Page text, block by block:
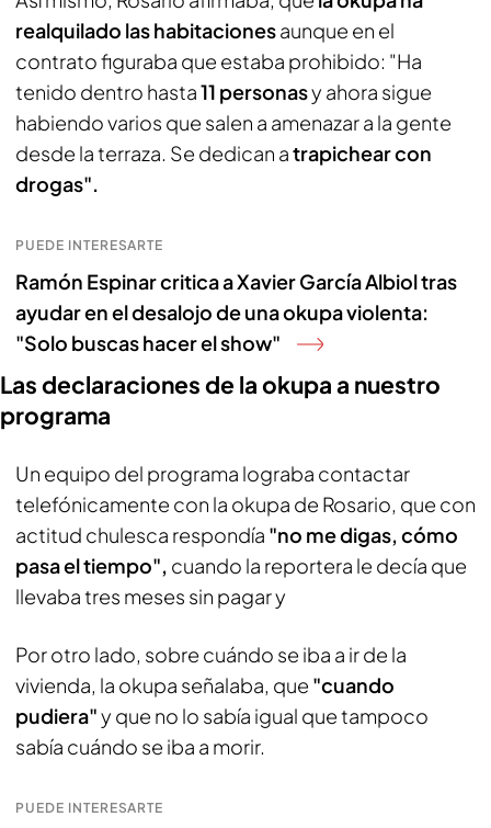
realquilado las habitacionesaunque en el
contrato figuraba que estaba prohibido: "Ha
tenido dentro hasta11 personasy ahora sigue
habiendo varios que salen a amenazar a la gente
desde la terraza. Se dedican atrapichear con
drogas".
PUEDE INTERESARTE
Ramón Espinar critica a Xavier García Albiol tras
ayudar en el desalojo de una okupa violenta:
"Solo buscas hacer el show"
Las declaraciones de la okupa a nuestro
programa
Un equipo del programa lograba contactar
telefónicamente con la okupa de Rosario, que con
actitud chulesca respondía "no me digas, cómo
pasa el tiempo", cuando la reportera le decía que
llevaba tres meses sin pagar y
Por otro lado, sobre cuándo se iba a ir de la
vivienda, la okupa señalaba, que "cuando
pudiera"y que no lo sabía igual que tampoco
sabía cuándo se iba a morir.
PUEDE INTERESARTE